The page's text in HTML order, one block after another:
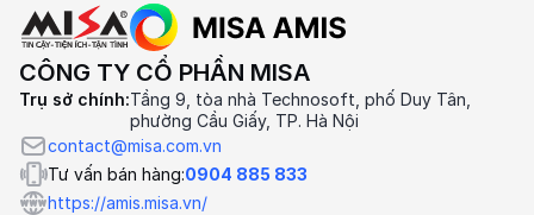
CÔNG TY CỔ PHẦN MISA
Trụ sở chính:Tầng 9, tòa nhà Technosoft, phố Duy Tân,
phường Cầu Giấy, TP. Hà Nội
contact@misa.com.vn
Tư vấn bán hàng:0904 885 833
https://amis.misa.vn/